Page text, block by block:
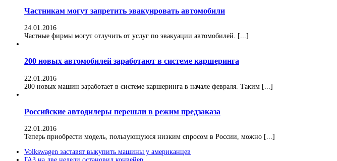
Частникам могут запретить эвакуировать автомобили
24.01.2016
Частные фирмы могут отлучить от услуг по эвакуации автомобилей. [...]
200 новых автомобилей заработают в системе каршеринга
22.01.2016
200 новых машин заработает в системе каршеринга в начале февраля. Таким [...]
Российские автодилеры перешли в режим предзаказа
22.01.2016
Теперь приобрести модель, пользующуюся низким спросом в России, можно [...]
Volkswagen заставят выкупить машины у американцев